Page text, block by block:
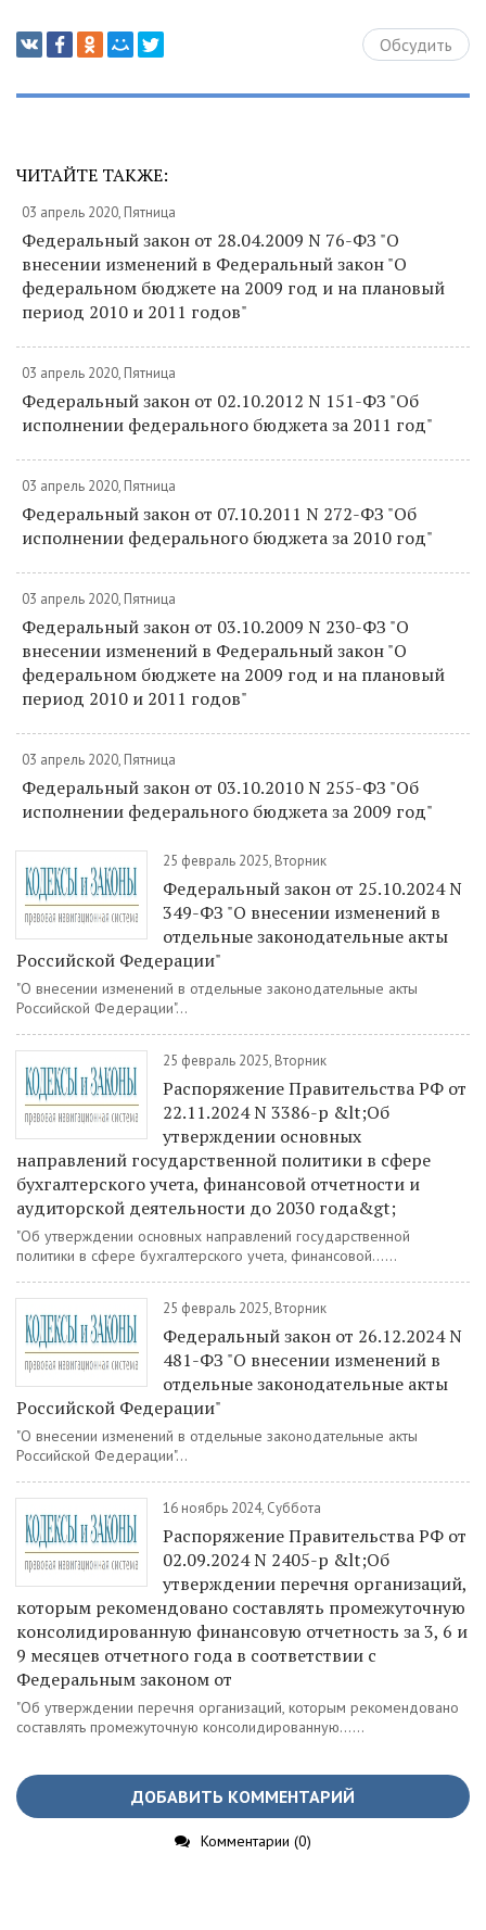
Обсудить
ЧИТАЙТЕ ТАКЖЕ:
03 апрель 2020, Пятница
Федеральный закон от 28.04.2009 N 76-ФЗ "О
внесении изменений в Федеральный закон "О
федеральном бюджете на 2009 год и на плановый
период 2010 и 2011 годов"
03 апрель 2020, Пятница
Федеральный закон от 02.10.2012 N 151-ФЗ "Об
исполнении федерального бюджета за 2011 год"
03 апрель 2020, Пятница
Федеральный закон от 07.10.2011 N 272-ФЗ "Об
исполнении федерального бюджета за 2010 год"
03 апрель 2020, Пятница
Федеральный закон от 03.10.2009 N 230-ФЗ "О
внесении изменений в Федеральный закон "О
федеральном бюджете на 2009 год и на плановый
период 2010 и 2011 годов"
03 апрель 2020, Пятница
Федеральный закон от 03.10.2010 N 255-ФЗ "Об
исполнении федерального бюджета за 2009 год"
25 февраль 2025, Вторник
Федеральный закон от 25.10.2024 N
349-ФЗ "О внесении изменений в
отдельные законодательные акты
Российской Федерации"
"О внесении изменений в отдельные законодательные акты
Российской Федерации"...
25 февраль 2025, Вторник
Распоряжение Правительства РФ от
22.11.2024 N 3386-р &lt;Об
утверждении основных
направлений государственной политики в сфере
бухгалтерского учета, финансовой отчетности и
аудиторской деятельности до 2030 года&gt;
"Об утверждении основных направлений государственной
политики в сфере бухгалтерского учета, финансовой......
25 февраль 2025, Вторник
Федеральный закон от 26.12.2024 N
481-ФЗ "О внесении изменений в
отдельные законодательные акты
Российской Федерации"
"О внесении изменений в отдельные законодательные акты
Российской Федерации"...
16 ноябрь 2024, Суббота
Распоряжение Правительства РФ от
02.09.2024 N 2405-р &lt;Об
утверждении перечня организаций,
которым рекомендовано составлять промежуточную
консолидированную финансовую отчетность за 3, 6 и
9 месяцев отчетного года в соответствии с
Федеральным законом от
"Об утверждении перечня организаций, которым рекомендовано
составлять промежуточную консолидированную......
ДОБАВИТЬ КОММЕНТАРИЙ
Комментарии (0)